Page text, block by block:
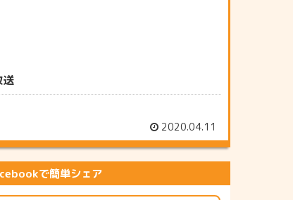
2020.04.11
で簡単シェア